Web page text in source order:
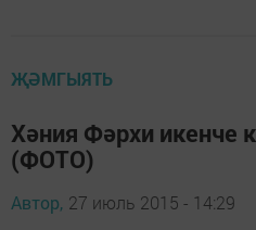
ҖӘМГЫЯТЬ
Хәния Фәрхи икенче
(ФОТО)
Автор, 27 июль 2015 - 14:29